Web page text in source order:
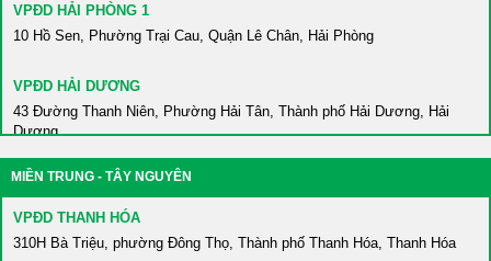
VPĐD HẢI PHÒNG 1
10 Hồ Sen, Phường Trại Cau, Quận Lê Chân, Hải Phòng
VPĐD HẢI DƯƠNG
43 Đường Thanh Niên, Phường Hải Tân, Thành phố Hải Dương, Hải
Dương
VPĐD HÀ NAM
86 Châu Cầu, Phường Minh Khai, Thành phố Phủ Lý, Hà Nam
MIỀN TRUNG - TÂY NGUYÊN
VPĐD THANH HÓA
310H Bà Triệu, phường Đông Thọ, Thành phố Thanh Hóa, Thanh Hóa